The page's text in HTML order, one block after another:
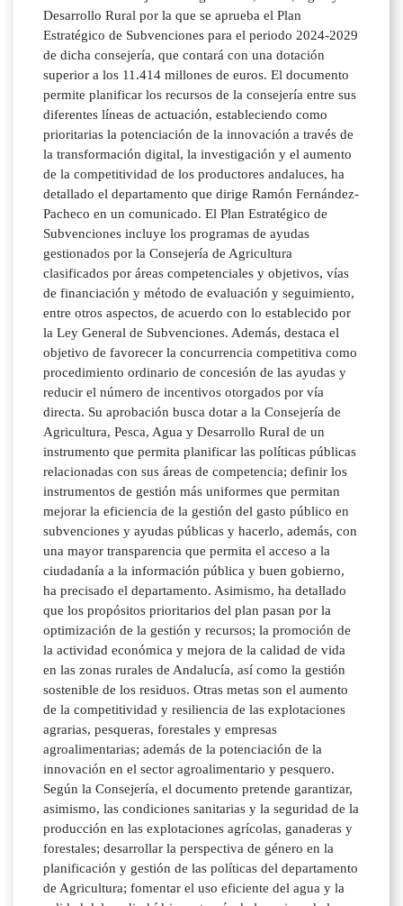
Desarrollo Rural por la que se aprueba el Plan
Estratégico de Subvenciones para el periodo 2024-2029
de dicha consejería, que contará con una dotación
superior a los 11.414 millones de euros. El documento
permite planificar los recursos de la consejería entre sus
diferentes líneas de actuación, estableciendo como
prioritarias la potenciación de la innovación a través de
la transformación digital, la investigación y el aumento
de la competitividad de los productores andaluces, ha
detallado el departamento que dirige Ramón Fernández-
Pacheco en un comunicado. El Plan Estratégico de
Subvenciones incluye los programas de ayudas
gestionados por la Consejería de Agricultura
clasificados por áreas competenciales y objetivos, vías
de financiación y método de evaluación y seguimiento,
entre otros aspectos, de acuerdo con lo establecido por
la Ley General de Subvenciones. Además, destaca el
objetivo de favorecer la concurrencia competitiva como
procedimiento ordinario de concesión de las ayudas y
reducir el número de incentivos otorgados por vía
directa. Su aprobación busca dotar a la Consejería de
Agricultura, Pesca, Agua y Desarrollo Rural de un
instrumento que permita planificar las políticas públicas
relacionadas con sus áreas de competencia; definir los
instrumentos de gestión más uniformes que permitan
mejorar la eficiencia de la gestión del gasto público en
subvenciones y ayudas públicas y hacerlo, además, con
una mayor transparencia que permita el acceso a la
ciudadanía a la información pública y buen gobierno,
ha precisado el departamento. Asimismo, ha detallado
que los propósitos prioritarios del plan pasan por la
optimización de la gestión y recursos; la promoción de
la actividad económica y mejora de la calidad de vida
en las zonas rurales de Andalucía, así como la gestión
sostenible de los residuos. Otras metas son el aumento
de la competitividad y resiliencia de las explotaciones
agrarias, pesqueras, forestales y empresas
agroalimentarias; además de la potenciación de la
innovación en el sector agroalimentario y pesquero.
Según la Consejería, el documento pretende garantizar,
asimismo, las condiciones sanitarias y la seguridad de la
producción en las explotaciones agrícolas, ganaderas y
forestales; desarrollar la perspectiva de género en la
planificación y gestión de las políticas del departamento
de Agricultura; fomentar el uso eficiente del agua y la